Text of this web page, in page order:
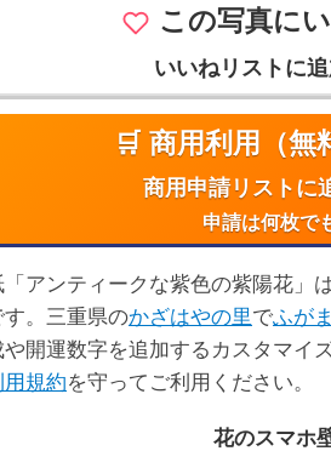
この写真に
いいねリストに
🛒 商用利用（無
商用申請リストに
申請は何枚で
アンティークな紫色の紫陽花」
。三重県のかざはやの里でふが
開運数字を追加するカスタマイ
用規約を守ってご利用ください。
花のスマホ